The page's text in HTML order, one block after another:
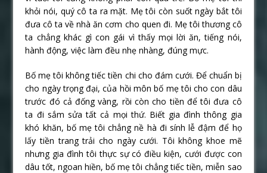
khỏi nói, quý cô ta ra mặt. Mẹ tôi còn suốt ngày bắt tôi
đưa cô ta về nhà ăn cơm cho quen đi. Mẹ tôi thương cô
ta chẳng khác gì con gái vì thấy mọi lời ăn, tiếng nói,
hành động, việc làm đều nhẹ nhàng, đúng mực.
Bố mẹ tôi không tiếc tiền chi cho đám cưới. Để chuẩn bị
cho ngày trọng đại, của hồi môn bố mẹ tôi cho con dâu
trước đó cả đống vàng, rồi còn cho tiền để tôi đưa cô
ta đi sắm sửa tất cả mọi thứ. Biết gia đình thông gia
khó khăn, bố mẹ tôi chẳng nề hà đi sính lễ đậm để họ
lấy tiền trang trải cho ngày cưới. Tôi không khoe mẽ
nhưng gia đình tôi thực sự có điều kiện, cưới được con
dâu tốt, ngoan hiền, bố mẹ tôi chẳng tiếc tiền, miễn sao